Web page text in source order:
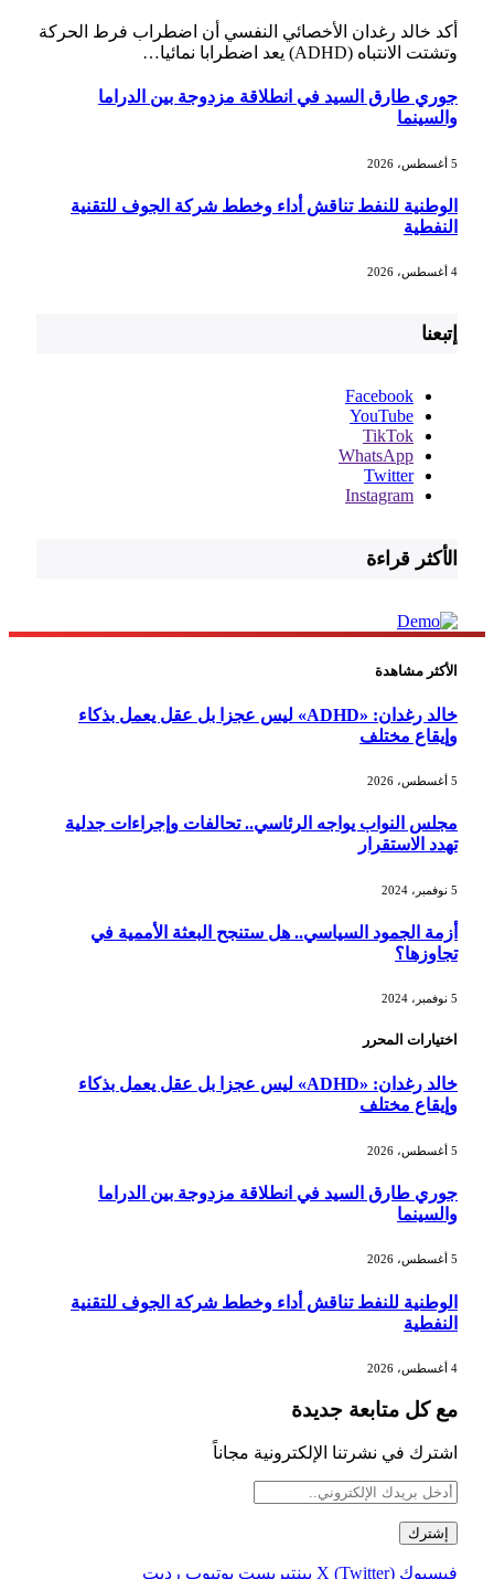
أكد خالد رغدان الأخصائي النفسي أن اضطراب فرط الحركة
وتشتت الانتباه (ADHD) يعد اضطرابا نمائيا…
جوري طارق السيد في انطلاقة مزدوجة بين الدراما
والسينما
الوطنية للنفط تناقش أداء وخطط شركة الجوف للتقنية
النفطية
إتبعنا
Facebook
YouTube
TikTok
WhatsApp
Twitter
Instagram
الأكثر قراءة
الأكثر مشاهدة
خالد رغدان: «ADHD» ليس عجزا بل عقل يعمل بذكاء
وإيقاع مختلف
مجلس النواب يواجه الرئاسي.. تحالفات وإجراءات جدلية
تهدد الاستقرار
أزمة الجمود السياسي.. هل ستنجح البعثة الأممية في
تجاوزها؟
اختيارات المحرر
خالد رغدان: «ADHD» ليس عجزا بل عقل يعمل بذكاء
وإيقاع مختلف
جوري طارق السيد في انطلاقة مزدوجة بين الدراما
والسينما
الوطنية للنفط تناقش أداء وخطط شركة الجوف للتقنية
النفطية
مع كل متابعة جديدة
اشترك في نشرتنا الإلكترونية مجاناً
فيسبوك X (Twitter) بينتيريست يوتيوب رديت